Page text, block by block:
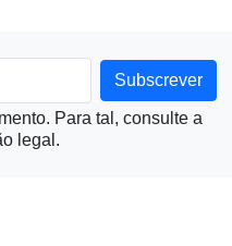
Para tal, consulte a
legal.